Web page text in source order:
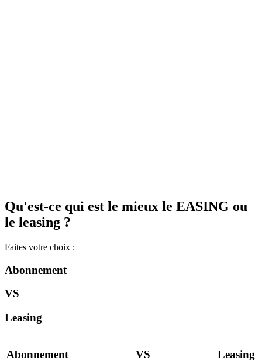
Qu'est-ce qui est le mieux le EASING ou
le leasing ?
Faites votre choix :
Abonnement
VS
Leasing
Abonnement VS Leasing